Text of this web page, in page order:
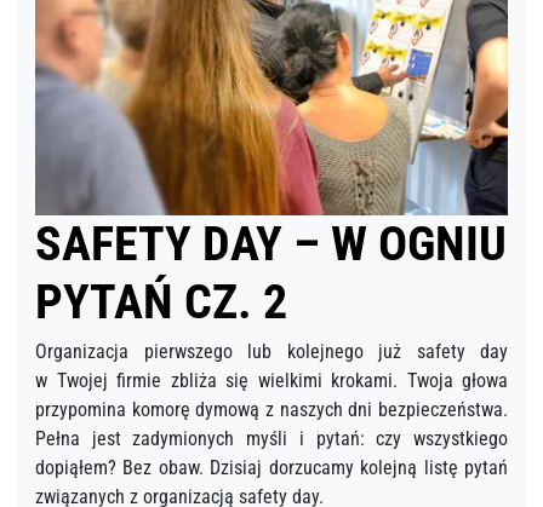
SAFETY DAY – W OGNIU
PYTAŃ CZ. 2
Organizacja pierwszego lub kolejnego już safety day
w Twojej firmie zbliża się wielkimi krokami. Twoja głowa
przypomina komorę dymową z naszych dni bezpieczeństwa.
Pełna jest zadymionych myśli i pytań: czy wszystkiego
dopiąłem? Bez obaw. Dzisiaj dorzucamy kolejną listę pytań
związanych z organizacją safety day.